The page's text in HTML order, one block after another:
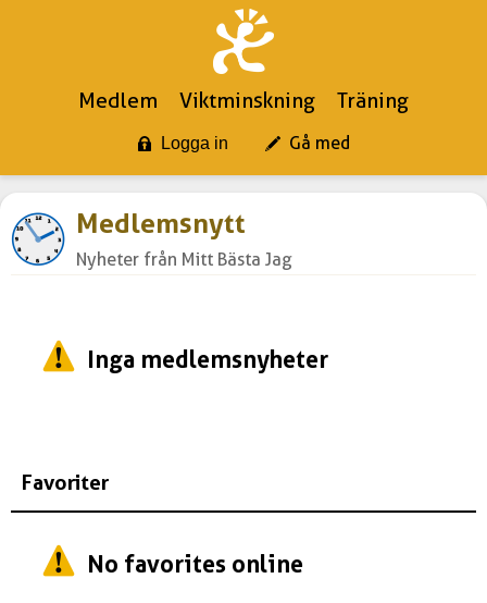
Medlem Viktminskning Träning
Logga in Gå med
Medlemsnytt
Nyheter från Mitt Bästa Jag
Inga medlemsnyheter
Favoriter
No favorites online